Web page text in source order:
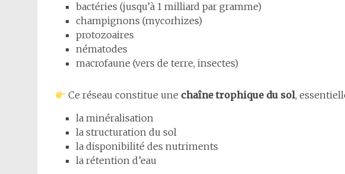
bactéries (jusqu’à 1 milliard par gramme)
champignons (mycorhizes)
protozoaires
nématodes
macrofaune (vers de terre, insectes)
Ce réseau constitue une chaîne trophique du sol,
la minéralisation
la structuration du sol
la disponibilité des nutriments
la rétention d’eau